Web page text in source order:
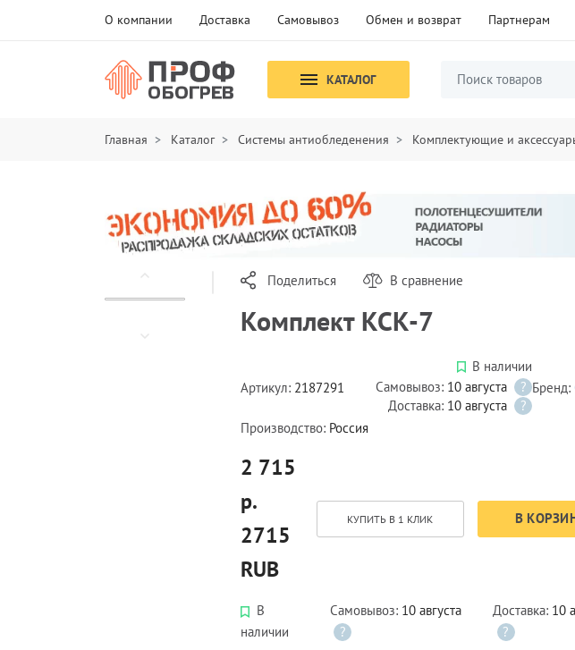
О компании Доставка Самовывоз Обмен и возврат Партнерам
КАТАЛОГ
Главная Каталог Системы антиобледенения Комплектующие и
Поделиться В сравнение
Комплект КСК-7
Артикул: 2187291
В наличии
Самовывоз: 10 августа
?
Доставка: 10 августа ?
Бренд:
Производство: Россия
2 715
р.
2715
RUB
КУПИТЬ В 1 КЛИК В
В
наличии
Самовывоз: 10 августа
?
Доставка: 10
?